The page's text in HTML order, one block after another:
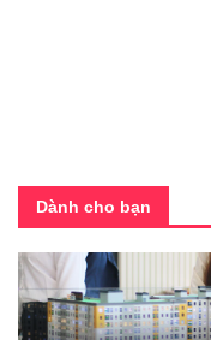
Dành cho bạn